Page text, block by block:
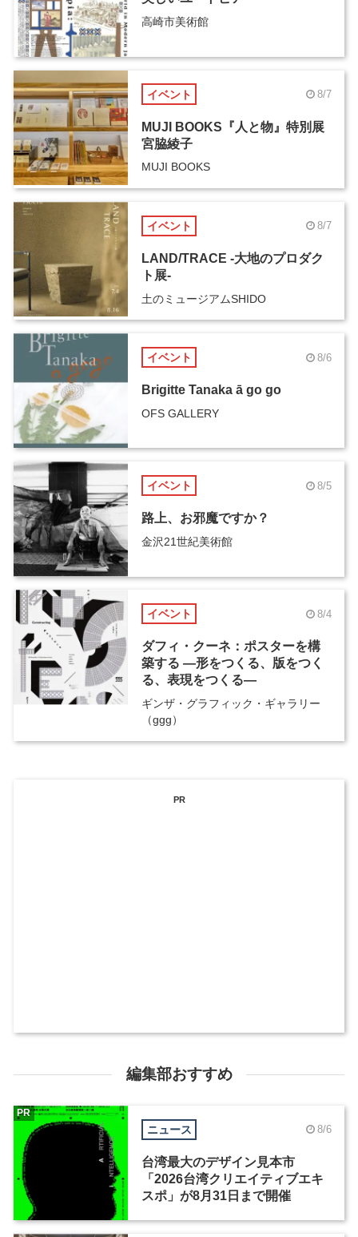
高崎市美術館
イベント 8/7
MUJI BOOKS『人と物』特別展
宮脇綾子
MUJI BOOKS
イベント 8/7
LAND/TRACE -大地のプロダク
ト展-
土のミュージアムSHIDO
イベント 8/6
Brigitte Tanaka ā go go
OFS GALLERY
イベント 8/5
路上、お邪魔ですか？
金沢21世紀美術館
イベント 8/4
ダフィ・クーネ：ポスターを構
築する ―形をつくる、版をつく
る、表現をつくる―
ギンザ・グラフィック・ギャラリー
（ggg）
PR
編集部おすすめ
ニュース 8/6
台湾最大のデザイン見本市
「2026台湾クリエイティブエキ
スポ」が8月31日まで開催
PR